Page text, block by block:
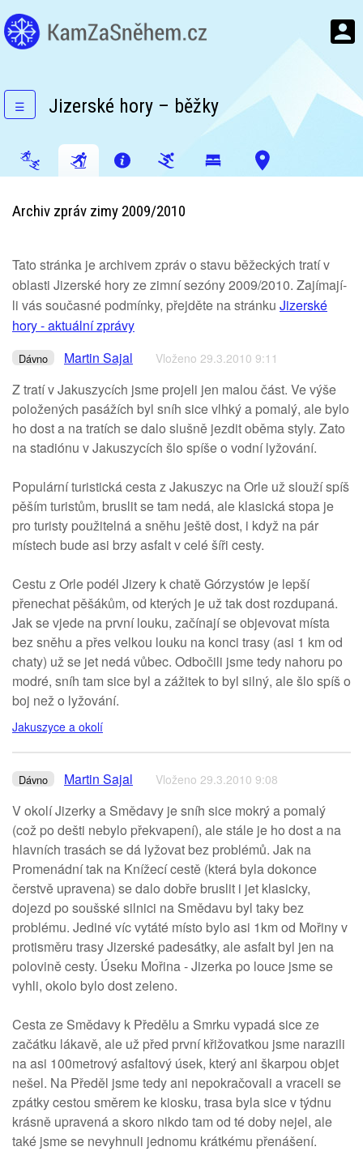
☰ Jizerské hory – běžky
Archiv zpráv zimy 2009/2010
Tato stránka je archivem zpráv o stavu běžeckých tratí v
oblasti Jizerské hory ze zimní sezóny 2009/2010. Zajímají-
li vás současné podmínky, přejděte na stránku Jizerské
hory - aktuální zprávy
Dávno Martin Sajal Vloženo 29.3.2010 9:11
Z tratí v Jakuszycích jsme projeli jen malou část. Ve výše
položených pasážích byl sníh sice vlhký a pomalý, ale bylo
ho dost a na tratích se dalo slušně jezdit oběma styly. Zato
na stadiónu v Jakuszycích šlo spíše o vodní lyžování.
Populární turistická cesta z Jakuszyc na Orle už slouží spíš
pěším turistům, bruslit se tam nedá, ale klasická stopa je
pro turisty použitelná a sněhu ještě dost, i když na pár
místech bude asi brzy asfalt v celé šíři cesty.
Cestu z Orle podél Jizery k chatě Górzystów je lepší
přenechat pěšákům, od kterých je už tak dost rozdupaná.
Jak se vjede na první louku, začínají se objevovat místa
bez sněhu a přes velkou louku na konci trasy (asi 1 km od
chaty) už se jet nedá vůbec. Odbočili jsme tedy nahoru po
modré, sníh tam sice byl a zážitek to byl silný, ale šlo spíš o
boj než o lyžování.
Jakuszyce a okolí
Dávno Martin Sajal Vloženo 29.3.2010 9:08
V okolí Jizerky a Smědavy je sníh sice mokrý a pomalý
(což po dešti nebylo překvapení), ale stále je ho dost a na
hlavních trasách se dá lyžovat bez problémů. Jak na
Promenádní tak na Knížecí cestě (která byla dokonce
čerstvě upravena) se dalo dobře bruslit i jet klasicky,
dojezd po soušské silnici na Smědavu byl taky bez
problému. Jediné víc vytáté místo bylo asi 1km od Mořiny v
protisměru trasy Jizerské padesátky, ale asfalt byl jen na
polovině cesty. Úseku Mořina - Jizerka po louce jsme se
vyhli, okolo bylo dost zeleno.
Cesta ze Smědavy k Předělu a Smrku vypadá sice ze
začátku lákavě, ale už před první křižovatkou jsme narazili
na asi 100metrový asfaltový úsek, který ani škarpou objet
nešel. Na Předěl jsme tedy ani nepokračovali a vraceli se
zpátky cestou směrem ke kiosku, trasa byla sice v týdnu
krásně upravená a skoro nikdo tam od té doby nejel, ale
také jsme se nevyhnuli jednomu krátkému přenášení.